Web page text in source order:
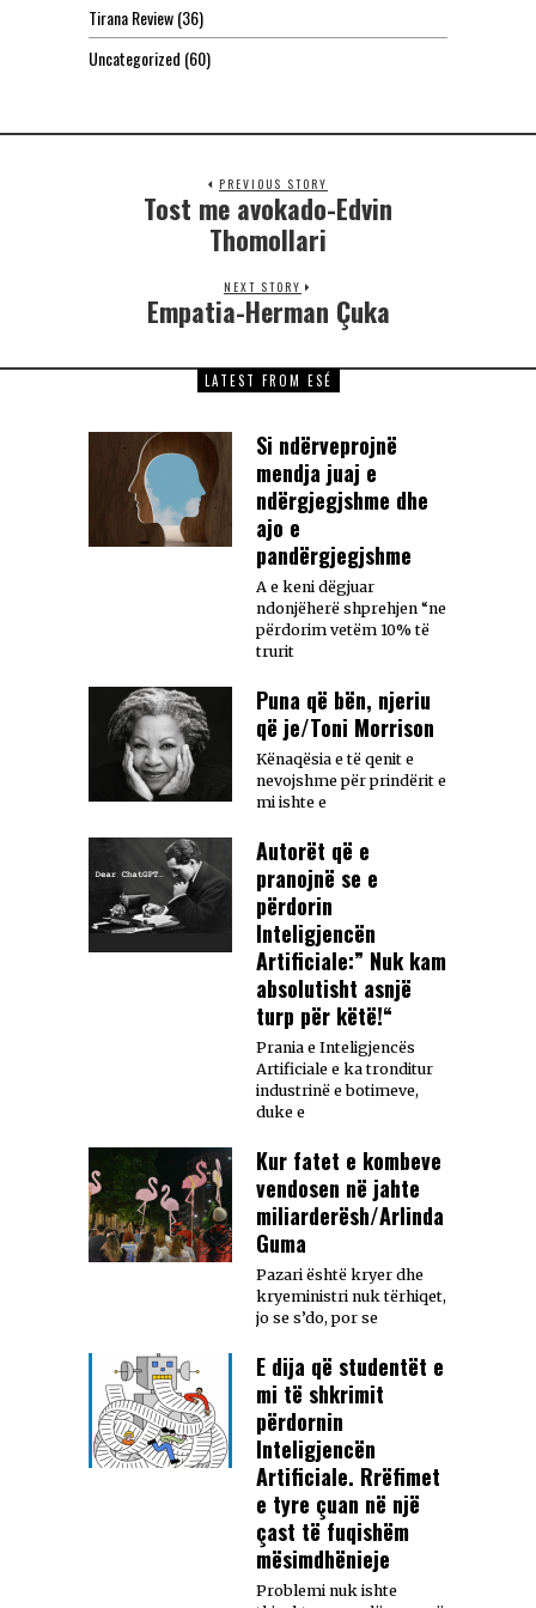
Tirana Review(36)
Uncategorized (60)
PREVIOUS STORY
Tost me avokado-Edvin
Thomollari
NEXT STORY
Empatia-Herman Çuka
LATEST FROM ESÉ
Si ndërveprojnë
mendja juaj e
ndërgjegjshme dhe
ajo e
pandërgjegjshme
A e keni dëgjuar
ndonjëherë shprehjen “ne
përdorim vetëm 10% të
trurit
Puna që bën, njeriu
që je/Toni Morrison
Kënaqësia e të qenit e
nevojshme për prindërit e
mi ishte e
Autorët që e
pranojnë se e
përdorin
Inteligjencën
Artificiale:” Nuk kam
absolutisht asnjë
turp për këtë!“
Prania e Inteligjencës
Artificiale e ka tronditur
industrinë e botimeve,
duke e
Kur fatet e kombeve
vendosen në jahte
miliarderësh/Arlinda
Guma
Pazari është kryer dhe
kryeministri nuk tërhiqet,
jo se s’do, por se
E dija që studentët e
mi të shkrimit
përdornin
Inteligjencën
Artificiale. Rrëfimet
e tyre çuan në një
çast të fuqishëm
mësimdhënieje
Problemi nuk ishte